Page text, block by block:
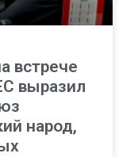
встрече
выразил
народ,